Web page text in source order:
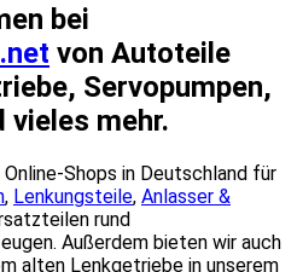
bei
von Autoteile
Servopumpen,
vieles mehr.
Shops in Deutschland für
, Lenkungsteile, Anlasser &
rund
Außerdem bieten wir auch
alten Lenkgetriebe in unserem